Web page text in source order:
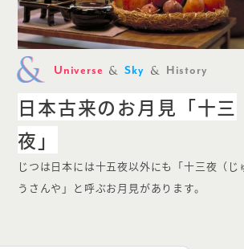
Universe Sky History
日本古来のお月見「十三
夜」
じつは日本には十五夜以外にも「十三夜（じ
うさんや」と呼ぶお月見があります。